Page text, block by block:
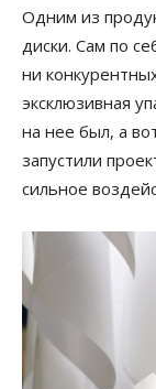
Одним из
диски. Сам по
ни
эксклюзивная
на нее был, а
запустили
сильное